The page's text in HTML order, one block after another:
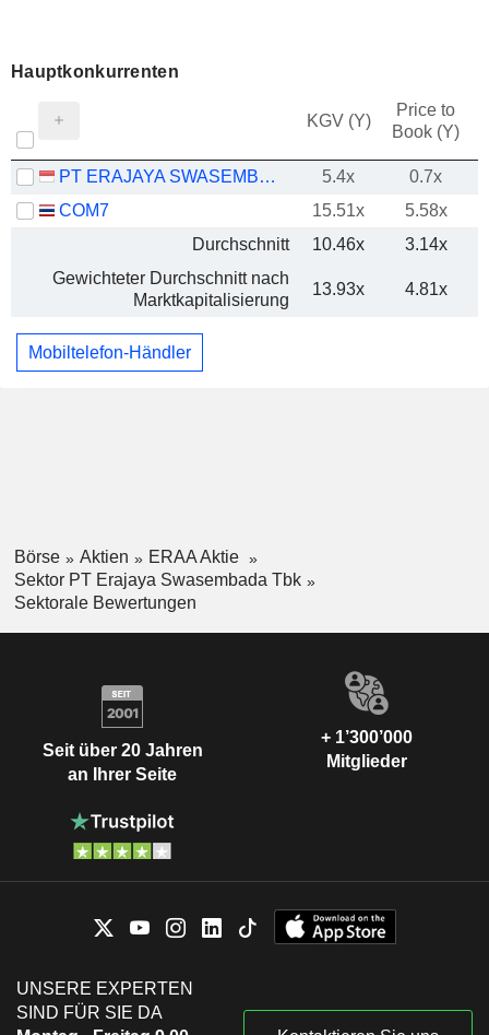
Hauptkonkurrenten
KGV (Y)
Price to
Book (Y)
PT ERAJAYA SWASEMBADA TBK 5.4x
0.7x
COM7
15.51x
5.58x
Durchschnitt
10.46x
3.14x
Gewichteter Durchschnitt nach
Marktkapitalisierung
13.93x 4.81x
Mobiltelefon-Händler
Börse Aktien
ERAA Aktie
Sektor PT Erajaya Swasembada Tbk
Sektorale Bewertungen
Seit über 20 Jahren
an Ihrer Seite
+ 1’300’000
Mitglieder
UNSERE EXPERTEN
SIND FÜR SIE DA